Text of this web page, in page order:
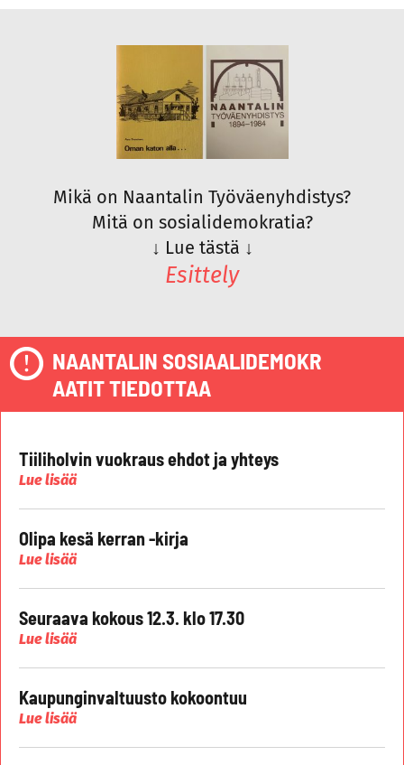
Mikä on Naantalin Työväenyhdistys?
Mitä on sosialidemokratia?
↓ Lue tästä ↓
Esittely
NAANTALIN SOSIAALIDEMOKR
AATIT TIEDOTTAA
Tiiliholvin vuokraus ehdot ja yhteys
Lue lisää
Olipa kesä kerran -kirja
Lue lisää
Seuraava kokous 12.3. klo 17.30
Lue lisää
Kaupunginvaltuusto kokoontuu
Lue lisää